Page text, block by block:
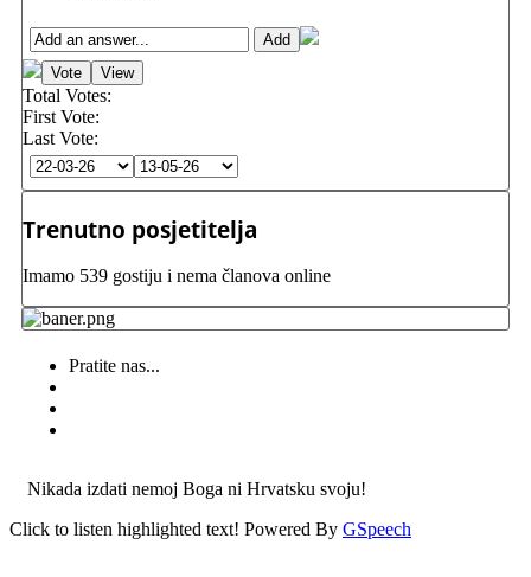
Total Votes:
First Vote:
Last Vote:
Trenutno posjetitelja
Imamo 539 gostiju i nema članova online
Pratite nas...
Nikada izdati nemoj Boga ni Hrvatsku svoju!
Click to listen highlighted text! Powered By GSpeech